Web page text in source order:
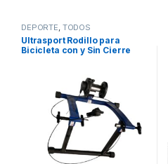
DEPORTE, TODOS
Ultrasport Rodillo para
Bicicleta con y Sin Cierre